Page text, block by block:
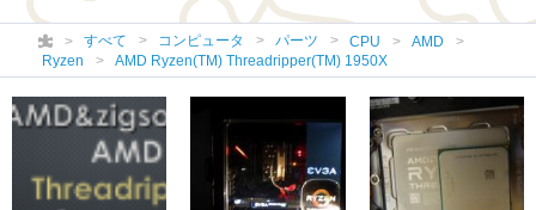
すべて コンピュータ パーツ CPU
AMD
Ryzen
AMD Ryzen(TM) Threadripper(TM) 1950X